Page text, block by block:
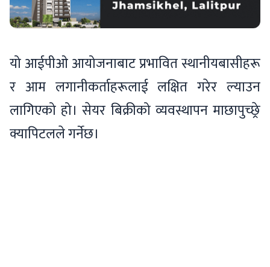
यो आईपीओ आयोजनाबाट प्रभावित स्थानीयबासीहरू
र आम लगानीकर्ताहरूलाई लक्षित गरेर ल्याउन
लागिएको हो। सेयर बिक्रीको व्यवस्थापन माछापुच्छ्रे
क्यापिटलले गर्नेछ।